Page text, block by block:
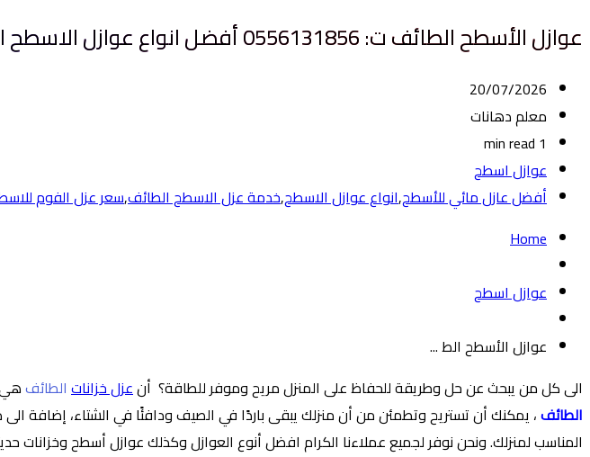
عوازل الأسطح الطائف ت: 0556131856 أفضل انواع عوازل الاسطح الطائف
20/07/2026
معلم دهانات
1 min read
عوازل اسطح
أفضل عازل مائي للأسطح,انواع عوازل الاسطح,خدمة عزل الاسطح الطائف,سعر عزل الفوم
Home
عوازل اسطح
عوازل الأسطح الط ...
الى كل من يبحث عن حل وطريقة للحفاظ على المنزل مريح وموفر للطاقة؟ أنعزل خزانات الطائفهي
الطائف، يمكنك أن تستريح وتطمئن من أن منزلك يبقى باردًا في الصيف ودافئًا في الشتاء، إضافة
المناسب لمنزلك. ونحن نوفر لجميع عملاءنا الكرام افضلأنوع العوازل وكذلك عوازل أسطح وخزانات